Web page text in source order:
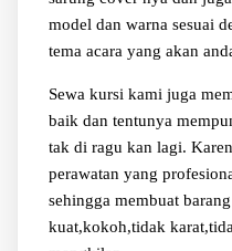
model dan warna sesuai
tema acara yang akan
Sewa kursi kami juga
baik dan tentunya
tak di ragu kan lagi.
perawatan yang
sehingga membuat
kuat,kokoh,tidak